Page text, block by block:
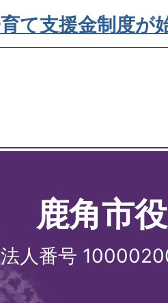
て支援金制度が
鹿角市
法人番号